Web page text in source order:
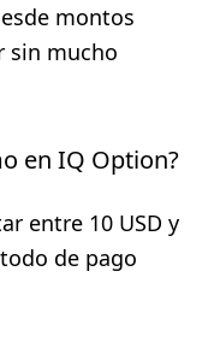
montos
sin mucho
en IQ Option?
entre 10 USD y
de pago